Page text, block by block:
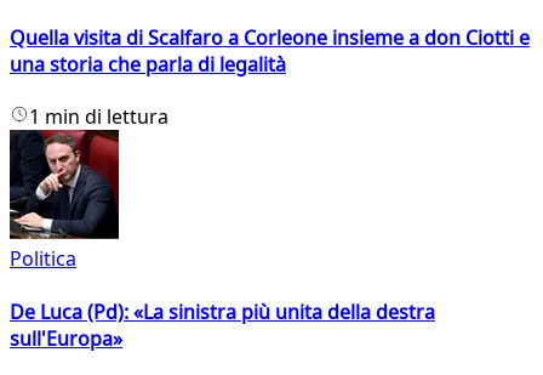
Quella visita di Scalfaro a Corleone insieme a don Ciotti e
una storia che parla di legalità
1 min di lettura
Politica
De Luca (Pd): «La sinistra più unita della destra
sull'Europa»